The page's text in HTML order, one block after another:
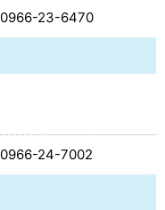
0966-23-6470
0966-24-7002